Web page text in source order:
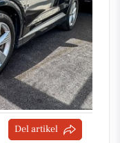
Del artikel